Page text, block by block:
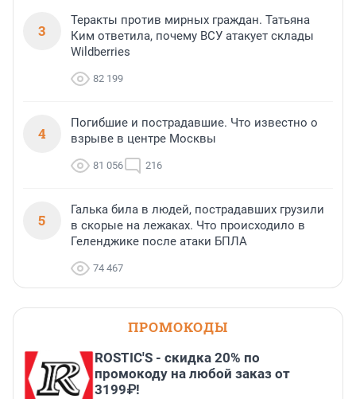
3
Теракты против мирных граждан. Татьяна
Ким ответила, почему ВСУ атакует склады
Wildberries
82 199
4
Погибшие и пострадавшие. Что известно о
взрыве в центре Москвы
81 056 216
5
Галька била в людей, пострадавших грузили
в скорые на лежаках. Что происходило в
Геленджике после атаки БПЛА
74 467
ПРОМОКОДЫ
ROSTIC'S - скидка 20% по
промокоду на любой заказ от
3199₽!